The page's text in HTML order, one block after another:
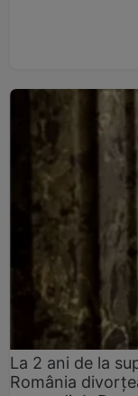
La 2 ani de la
România